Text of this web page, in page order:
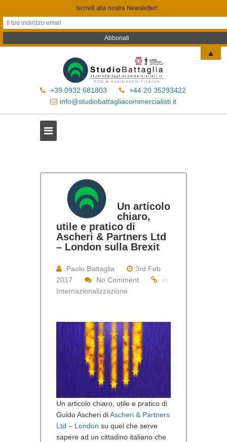
+39 0932 681803
+44 20 35293422
info@studiobattagliacommercialisti.it
Un articolo
chiaro,
utile e pratico di
Ascheri & Partners Ltd
– London sulla Brexit
Paolo Battaglia
3rd Feb
2017
No Comment
in
Internazionalizzazione
Un articolo chiaro, utile e pratico di
Guido Ascheri diAscheri & Partners
Ltd – London su quel che serve
sapere ad un cittadino italiano che
Iscriviti alla nostra Newsletter!
▲